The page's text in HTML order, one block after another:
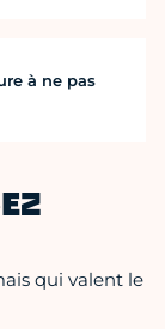
à ne pas
qui valent le